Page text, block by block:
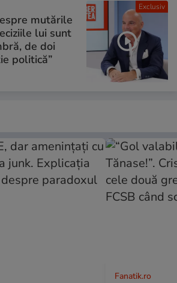
Exclusiv
mutările
lui sunt
de doi
politică”
Fanatik.ro